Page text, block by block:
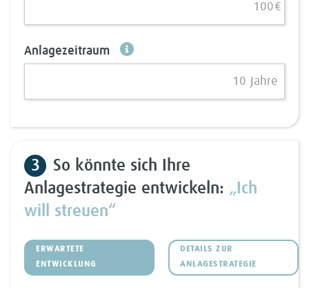
€
Anlagezeitraum
Jahre
3
So könnte sich Ihre
Anlagestrategie entwickeln: „Ich
will streuen“
ERWARTETE
ENTWICKLUNG
DETAILS ZUR
ANLAGESTRATEGIE